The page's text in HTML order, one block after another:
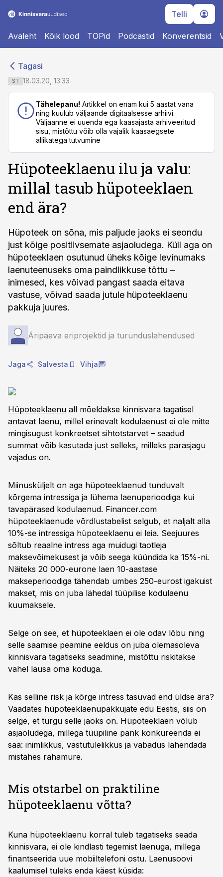
Telli
Avaleht Kõik lood TOPid Podcastid Konverentsid
Tagasi
ST 18.03.20, 13:33
Tähelepanu! Artikkel on enam kui 5 aastat vana
ning kuulub väljaande digitaalsesse arhiivi.
Väljaanne ei uuenda ega kaasajasta arhiveeritud
sisu, mistõttu võib olla vajalik kaasaegsete
allikatega tutvumine
Hüpoteeklaenu ilu ja valu:
millal tasub hüpoteeklaen
end ära?
Hüpoteek on sõna, mis paljude jaoks ei seondu
just kõige positiivsemate asjaoludega. Küll aga on
hüpoteeklaen osutunud üheks kõige levinumaks
laenuteenuseks oma paindlikkuse tõttu –
inimesed, kes võivad pangast saada eitava
vastuse, võivad saada jutule hüpoteeklaenu
pakkuja juures.
Äripäeva eriprojektid ja turunduslahendused
Jaga Salvesta Vihja
Hüpoteeklaenu all mõeldakse kinnisvara tagatisel
antavat laenu, millel erinevalt kodulaenust ei ole mitte
mingisugust konkreetset sihtotstarvet – saadud
summat võib kasutada just selleks, milleks parasjagu
vajadus on.
Miinusküljelt on aga hüpoteeklaenud tunduvalt
kõrgema intressiga ja lühema laenuperioodiga kui
tavapärased kodulaenud. Financer.com
hüpoteeklaenude võrdlustabelist selgub, et naljalt alla
10%-se intressiga hüpoteeklaenu ei leia. Seejuures
sõltub reaalne intress aga muidugi taotleja
maksevõimekusest ja võib seega küündida ka 15%-ni.
Näiteks 20 000-eurone laen 10-aastase
makseperioodiga tähendab umbes 250-eurost igakuist
makset, mis on juba lähedal tüüpilise kodulaenu
kuumaksele.
Selge on see, et hüpoteeklaen ei ole odav lõbu ning
selle saamise peamine eeldus on juba olemasoleva
kinnisvara tagatiseks seadmine, mistõttu riskitakse
vahel lausa oma koduga.
Kas selline risk ja kõrge intress tasuvad end üldse ära?
Vaadates hüpoteeklaenupakkujate edu Eestis, siis on
selge, et turgu selle jaoks on. Hüpoteeklaen võlub
asjaoludega, millega tüüpiline pank konkureerida ei
saa: inimlikkus, vastutulelikkus ja vabadus lahendada
mistahes rahamure.
Mis otstarbel on praktiline
hüpoteeklaenu võtta?
Kuna hüpoteeklaenu korral tuleb tagatiseks seada
kinnisvara, ei ole kindlasti tegemist laenuga, millega
finantseerida uue mobiiltelefoni ostu. Laenusoovi
kaalumisel tuleks enda käest küsida: